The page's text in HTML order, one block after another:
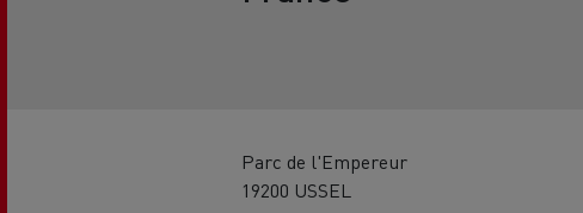
Parc de l'Empereur
19200 USSEL